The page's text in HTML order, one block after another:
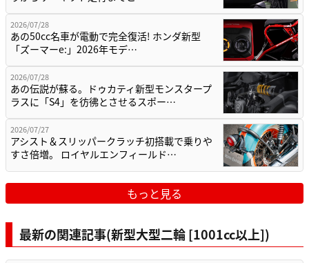
2026/07/28
あの50cc名車が電動で完全復活! ホンダ新型
「ズーマーe:」2026年モデ…
2026/07/28
あの伝説が蘇る。ドゥカティ新型モンスタープ
ラスに「S4」を彷彿とさせるスポー…
2026/07/27
アシスト＆スリッパークラッチ初搭載で乗りや
すさ倍増。 ロイヤルエンフィールド…
もっと見る
最新の関連記事(新型大型二輪 [1001cc以上])